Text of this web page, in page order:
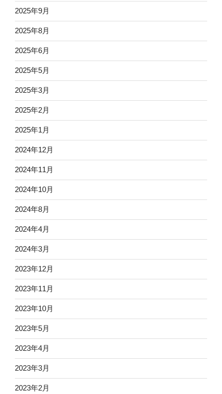
2025年9月
2025年8月
2025年6月
2025年5月
2025年3月
2025年2月
2025年1月
2024年12月
2024年11月
2024年10月
2024年8月
2024年4月
2024年3月
2023年12月
2023年11月
2023年10月
2023年5月
2023年4月
2023年3月
2023年2月